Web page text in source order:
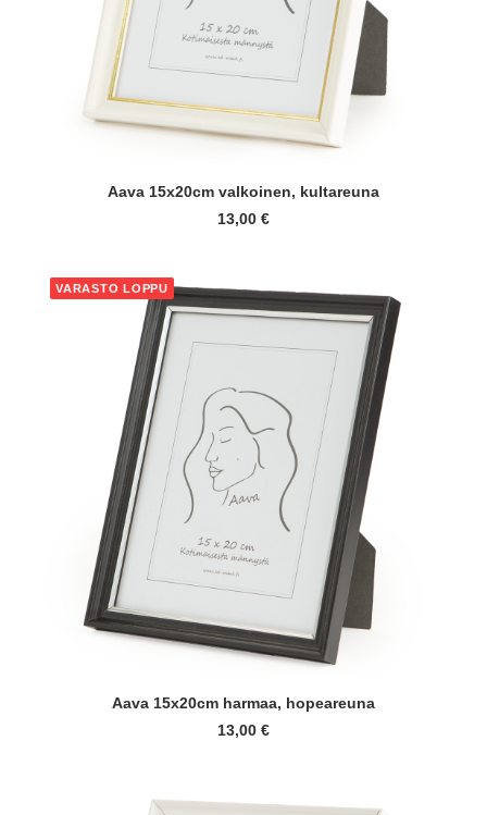
LISÄÄ OSTOSKORIIN
Aava 15x20cm valkoinen, kultareuna
13,00 €
VARASTO LOPPU
LUE LISÄÄ
Aava 15x20cm harmaa, hopeareuna
13,00 €